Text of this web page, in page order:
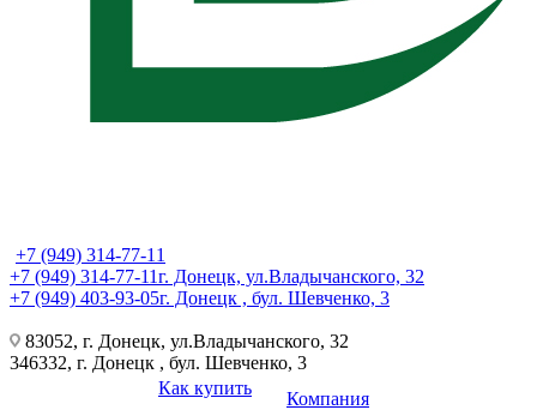
+7 (949) 314-77-11
+7 (949) 314-77-11г. Донецк, ул.Владычанского, 32
+7 (949) 403-93-05г. Донецк , бул. Шевченко, 3
83052, г. Донецк, ул.Владычанского, 32
346332, г. Донецк , бул. Шевченко, 3
Как купить
Компания